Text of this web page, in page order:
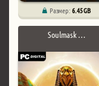
Размер:6.45 GB
Soulmask …